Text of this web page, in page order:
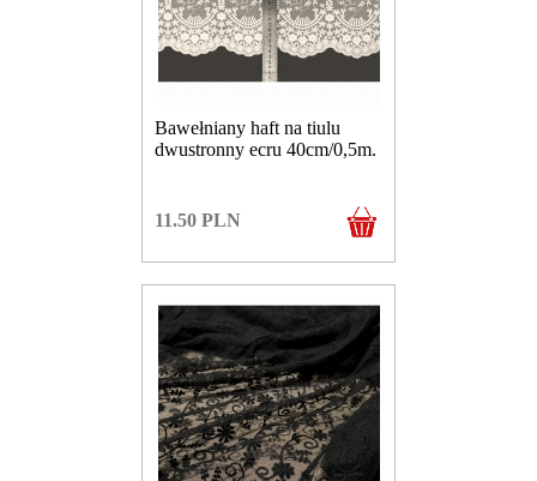
Bawełniany haft na tiulu
dwustronny ecru 40cm/0,5m.
11.50 PLN